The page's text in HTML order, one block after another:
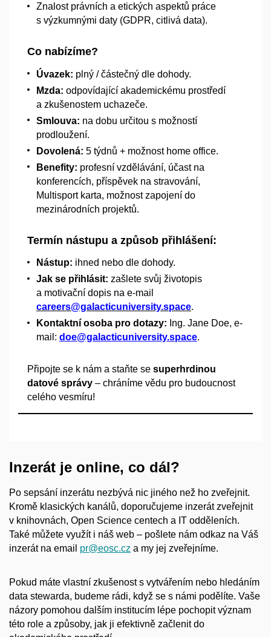
Znalost právních a etických aspektů práce
s výzkumnými daty (GDPR, citlivá data).
Co nabízíme?
Úvazek: plný / částečný dle dohody.
Mzda: odpovídající akademickému prostředí
a zkušenostem uchazeče.
Smlouva: na dobu určitou s možností
prodloužení.
Dovolená: 5 týdnů + možnost home office.
Benefity: profesní vzdělávání, účast na
konferencích, příspěvek na stravování,
Multisport karta, možnost zapojení do
mezinárodních projektů.
Termín nástupu a způsob přihlášení:
Nástup: ihned nebo dle dohody.
Jak se přihlásit: zašlete svůj životopis
a motivační dopis na e-mail
careers@galacticuniversity.space.
Kontaktní osoba pro dotazy: Ing. Jane Doe, e-
mail: doe@galacticuniversity.space.
Připojte se k nám a staňte se superhrdinou
datové správy – chráníme vědu pro budoucnost
celého vesmíru!
Inzerát je online, co dál?
Po sepsání inzerátu nezbývá nic jiného než ho zveřejnit.
Kromě klasických kanálů, doporučujeme inzerát zveřejnit
v knihovnách, Open Science centech a IT odděleních.
Také můžete využít i náš web – pošlete nám odkaz na Váš
inzerát na email pr@eosc.cz a my jej zveřejníme.
Pokud máte vlastní zkušenost s vytvářením nebo hledáním
data stewarda, budeme rádi, když se s námi podělíte. Vaše
názory pomohou dalším institucím lépe pochopit význam
této role a způsoby, jak ji efektivně začlenit do